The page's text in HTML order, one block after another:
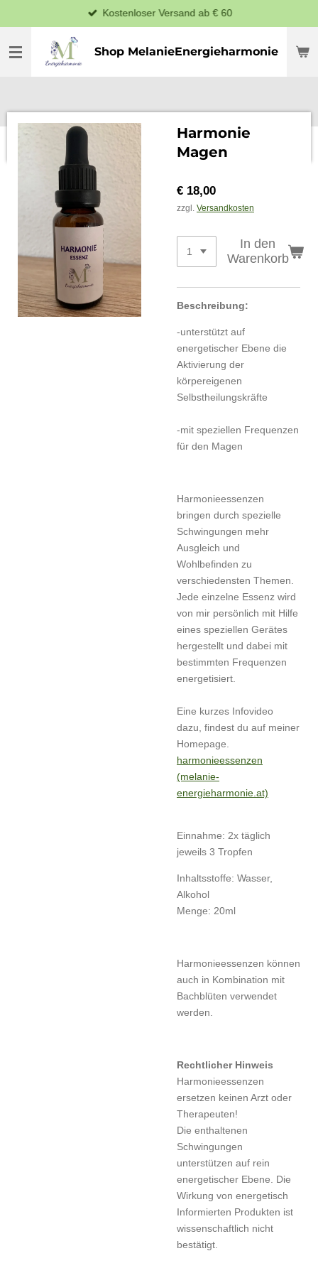
Hauptinhalt
springen
Shop MelanieEnergieharmonie
Kostenloser Versand ab € 60
Harmonie
Magen
€ 18,00
zzgl. Versandkosten
In den
Warenkorb
Beschreibung:
-unterstützt auf
energetischer Ebene die
Aktivierung der
körpereigenen
Selbstheilungskräfte
-mit speziellen Frequenzen
für den Magen
Harmonieessenzen
bringen durch spezielle
Schwingungen mehr
Ausgleich und
Wohlbefinden zu
verschiedensten Themen.
Jede einzelne Essenz wird
von mir persönlich mit Hilfe
eines speziellen Gerätes
hergestellt und dabei mit
bestimmten Frequenzen
energetisiert.
Eine kurzes Infovideo
dazu, findest du auf meiner
Homepage.
harmonieessenzen
(melanie-
energieharmonie.at)
Einnahme: 2x täglich
jeweils 3 Tropfen
Inhaltsstoffe: Wasser,
Alkohol
Menge: 20ml
Harmonieessenzen können
auch in Kombination mit
Bachblüten verwendet
werden.
Rechtlicher Hinweis
Harmonieessenzen
ersetzen keinen Arzt oder
Therapeuten!
Die enthaltenen
Schwingungen
unterstützen auf rein
energetischer Ebene. Die
Wirkung von energetisch
Informierten Produkten ist
wissenschaftlich nicht
bestätigt.